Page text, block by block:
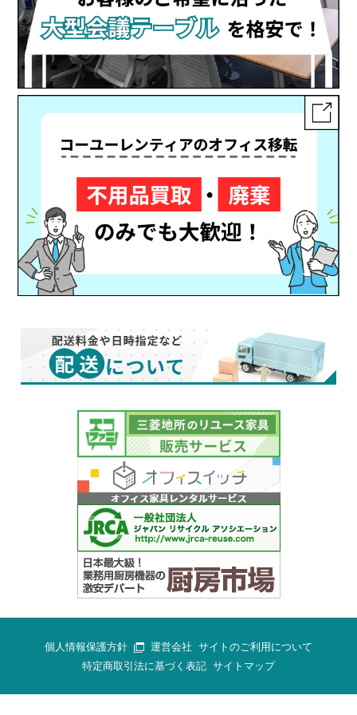
個人情報保護方針 運営会社 サイトのご利用について
特定商取引法に基づく表記 サイトマップ